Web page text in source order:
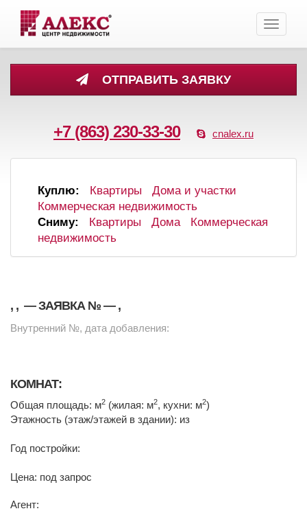
ОТПРАВИТЬ ЗАЯВКУ
+7 (863) 230-33-30 cnalex.ru
Toggle
Куплю: Квартиры
Дома и участки
Коммерческая недвижимость
Сниму:
Квартиры Дома
Коммерческая
недвижимость
, , — ЗАЯВКА № — ,
Внутренний №, дата добавления:
КОМНАТ:
Общая площадь: м2 (жилая: м2, кухни: м2)
Этажность (этаж/этажей в здании): из
Год постройки:
Цена: под запрос
Агент: